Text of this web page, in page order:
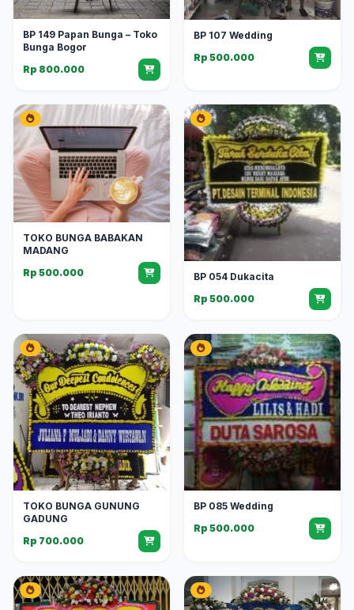
BP 149 Papan Bunga – Toko
Bunga Bogor
Rp 800.000
BP 107 Wedding
Rp 500.000
TOKO BUNGA BABAKAN
MADANG
Rp 500.000
BP 054 Dukacita
Rp 500.000
TOKO BUNGA GUNUNG
GADUNG
Rp 700.000
BP 085 Wedding
Rp 500.000